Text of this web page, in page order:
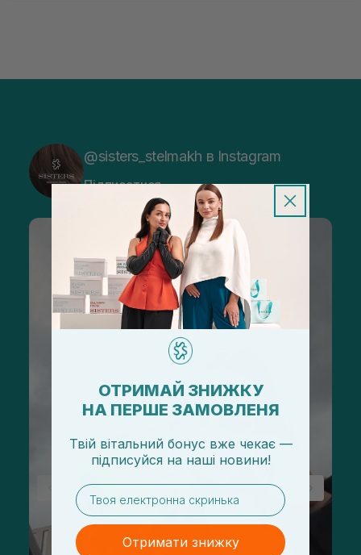
@sisters_stelmakh в Instagram
Підписатися
ОТРИМАЙ ЗНИЖКУ
НА ПЕРШЕ ЗАМОВЛЕНЯ
Твій вітальний бонус вже чекає —
підписуйся на наші новини!
email
Отримати знижку